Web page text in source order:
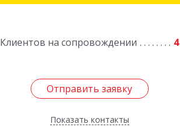
Клиентов на сопровождении 4
Отправить заявку
Показать контакты
Отправить заявку
Назад